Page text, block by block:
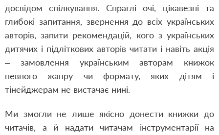
досвідом спілкування. Спраглі очі, цікавезні та
глибокі запитання, звернення до всіх українських
авторів, запити рекомендацій, кого з українських
дитячих і підліткових авторів читати і навіть акція
– замовлення українським авторам книжок
певного жанру чи формату, яких дітям і
тінейджерам не вистачає нині.
Ми змогли не лише якісно донести книжки до
читачів, а й надати читачам інструментарії на